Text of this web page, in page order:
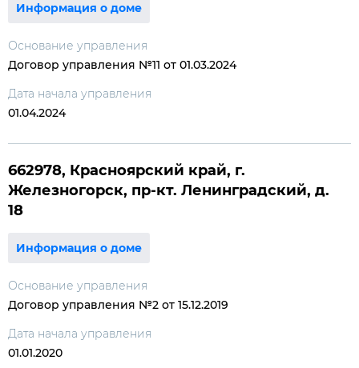
Информация о доме
Основание управления
Договор управления №11 от 01.03.2024
Дата начала управления
01.04.2024
662978, Красноярский край, г.
Железногорск, пр-кт. Ленинградский, д.
18
Информация о доме
Основание управления
Договор управления №2 от 15.12.2019
Дата начала управления
01.01.2020